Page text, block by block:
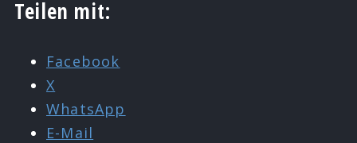
Teilen mit:
Facebook
X
WhatsApp
E-Mail